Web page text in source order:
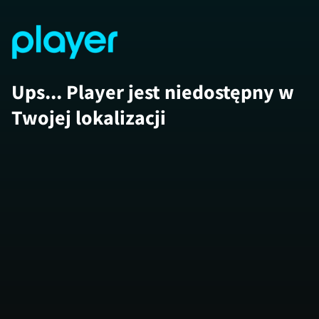
Ups... Player jest niedostępny w
Twojej lokalizacji